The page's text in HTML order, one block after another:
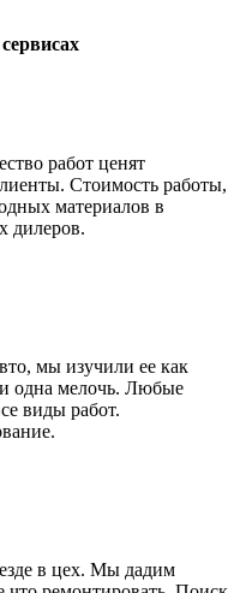
работ ценят
Стоимость работы,
материалов в
дилеров.
мы изучили ее как
одна мелочь. Любые
виды работ.
в цех. Мы дадим